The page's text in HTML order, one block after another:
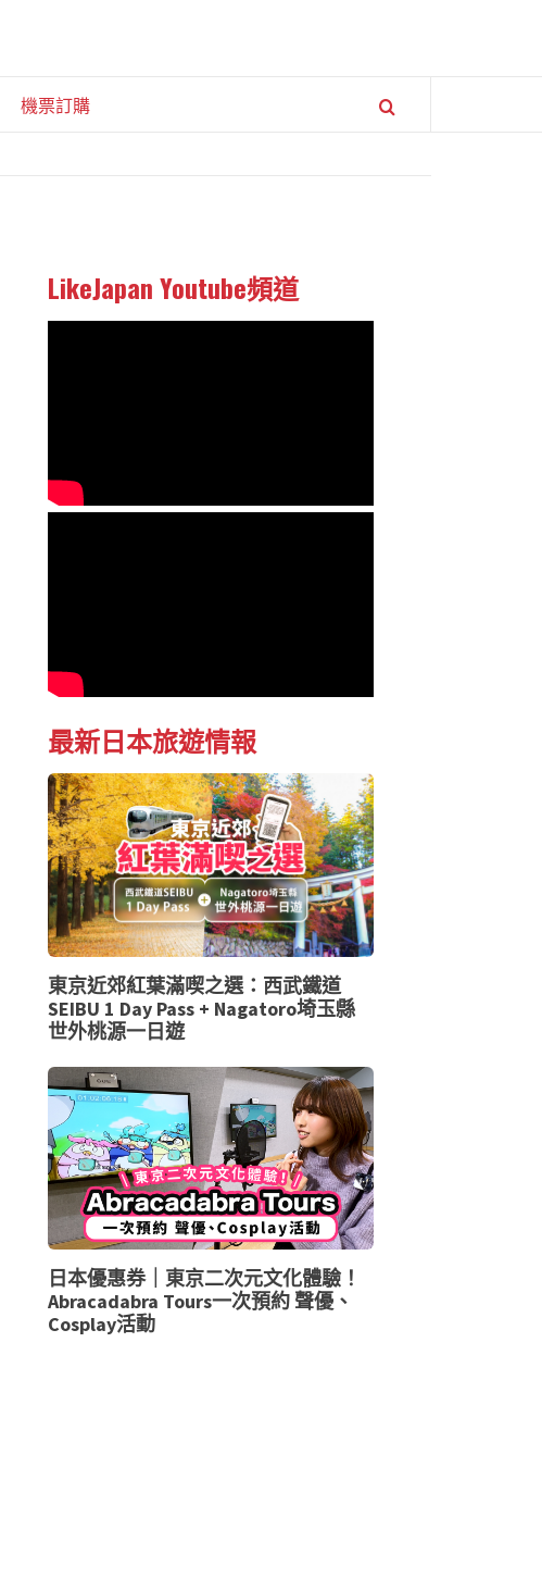
機票訂購
LikeJapan Youtube頻道
最新日本旅遊情報
東京近郊紅葉滿喫之選：西武鐵道
SEIBU 1 Day Pass + Nagatoro埼玉縣
世外桃源一日遊
日本優惠券｜東京二次元文化體驗！
Abracadabra Tours一次預約 聲優、
Cosplay活動